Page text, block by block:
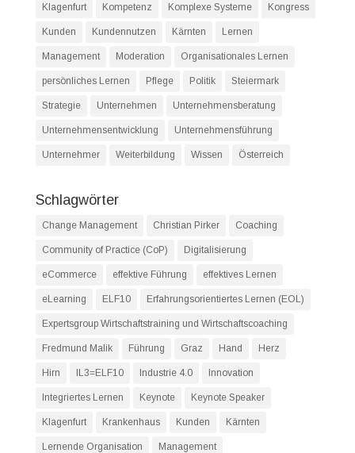
Klagenfurt Kompetenz Komplexe Systeme Kongress
Kunden Kundennutzen Kärnten Lernen
Management Moderation Organisationales Lernen
persönliches Lernen Pflege Politik Steiermark
Strategie Unternehmen Unternehmensberatung
Unternehmensentwicklung Unternehmensführung
Unternehmer Weiterbildung Wissen Österreich
Schlagwörter
Change Management Christian Pirker Coaching
Community of Practice (CoP) Digitalisierung
eCommerce effektive Führung effektives Lernen
eLearning ELF10 Erfahrungsorientiertes Lernen (EOL)
Expertsgroup Wirtschaftstraining und Wirtschaftscoaching
Fredmund Malik Führung Graz Hand Herz
Hirn IL3=ELF10 Industrie 4.0 Innovation
Integriertes Lernen Keynote Keynote Speaker
Klagenfurt Krankenhaus Kunden Kärnten
Lernende Organisation Management